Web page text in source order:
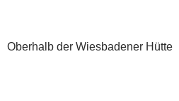
Oberhalb der Wiesbadener Hütte